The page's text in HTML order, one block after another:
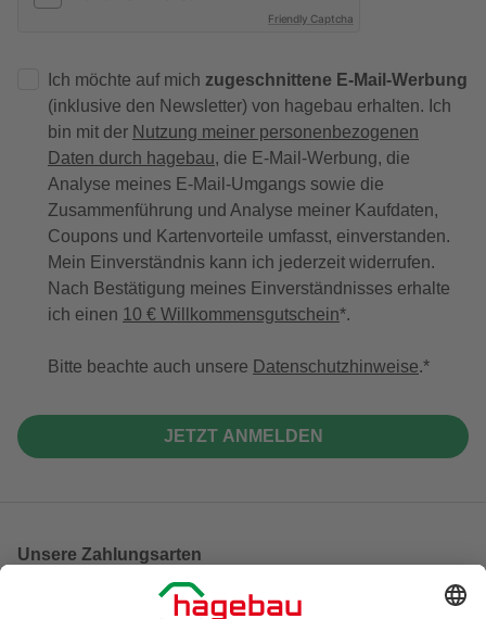
Friendly Captcha
Ich möchte auf mich zugeschnittene E-Mail-Werbung
(inklusive den Newsletter) von hagebau erhalten. Ich
bin mit der Nutzung meiner personenbezogenen
Daten durch hagebau, die E-Mail-Werbung, die
Analyse meines E-Mail-Umgangs sowie die
Zusammenführung und Analyse meiner Kaufdaten,
Coupons und Kartenvorteile umfasst, einverstanden.
Mein Einverständnis kann ich jederzeit widerrufen.
Nach Bestätigung meines Einverständnisses erhalte
ich einen 10 € Willkommensgutschein*.
Bitte beachte auch unsere Datenschutzhinweise.
JETZT ANMELDEN
Unsere Zahlungsarten